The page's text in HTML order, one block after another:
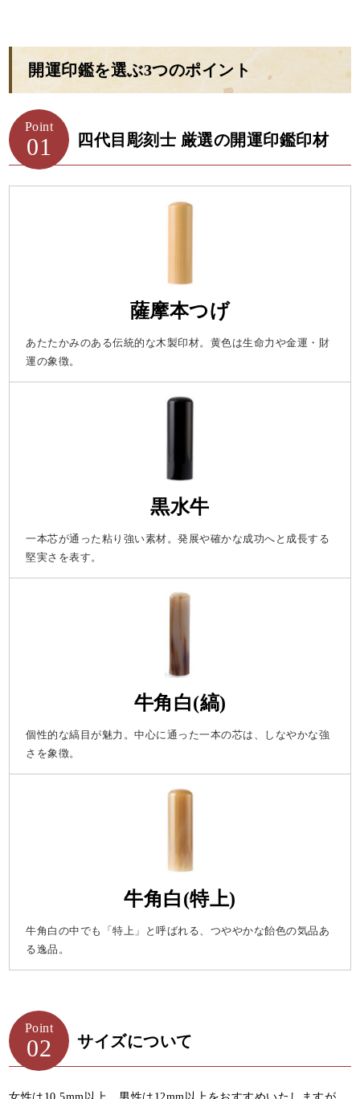
開運印鑑を選ぶ3つのポイント
Point
01 四代目彫刻士 厳選の開運印鑑印材
薩摩本つげ
あたたかみのある伝統的な木製印材。黄色は生命力や金運・財
運の象徴。
黒水牛
一本芯が通った粘り強い素材。発展や確かな成功へと成長する
堅実さを表す。
牛角白(縞)
個性的な縞目が魅力。中心に通った一本の芯は、しなやかな強
さを象徴。
牛角白(特上)
牛角白の中でも「特上」と呼ばれる、つややかな飴色の気品あ
る逸品。
Point
02 サイズについて